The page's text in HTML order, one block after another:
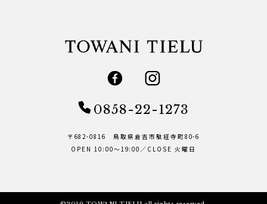
0858-22-1273
〒682-0816 鳥取県倉吉市駄経寺町80-6
OPEN 10:00～19:00／CLOSE 火曜日